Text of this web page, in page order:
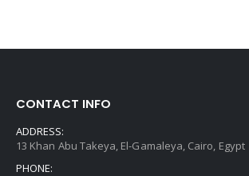
13 Khan Abu Takeya, El-Gamaleya, Cairo, Egypt
+20225938998